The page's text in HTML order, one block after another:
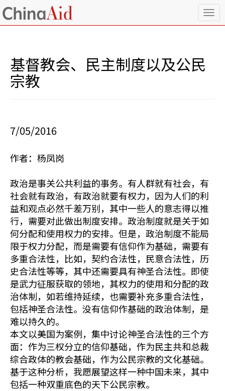
T
o
基督教会、民主制度以及公民
宗教
7/05/2016
作者：杨凤岗
政治是事关公共利益的事务。有人群就有社会，有
社会就有政治，有政治就要有权力，因为人们的利
益和观点必然千差万别，其中一些人的意志得以推
行，需要对此做出制度安排。政治制度就是关于如
何分配和使用权力的安排。但是，政治制度不能局
限于权力分配，而是需要有信仰作为基础，需要有
多重合法性，比如，契约合法性，民意合法性，历
史合法性等等，其中还需要具有神圣合法性。即使
是武力征服获取的领地，其权力的使用和分配的政
治体制，如若维持延续，也需要补充多重合法性，
包括神圣合法性。没有信仰作基础的政治体制，是
难以持久的。
本文以美国为案例，集中讨论神圣合法性的三个方
面：作为三权分立的信仰基础，作为民主共和总裁
综合政体的教会基础，作为公民宗教的文化基础。
基于这种分析，我愿展望这样一种中国未来，其中
包括一种双重底色的天下公民宗教。